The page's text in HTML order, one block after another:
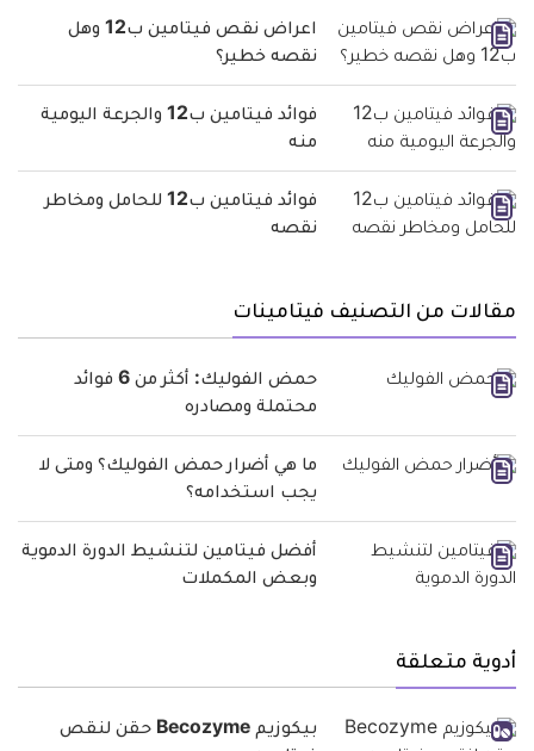
اعراض نقص فيتامين ب12 وهل
نقصه خطير؟
فوائد فيتامين ب12 والجرعة اليومية
منه
فوائد فيتامين ب12 للحامل ومخاطر
نقصه
مقالات من التصنيف فيتامينات
حمض الفوليك: أكثر من 6 فوائد
محتملة ومصادره
ما هي أضرار حمض الفوليك؟ ومتى لا
يجب استخدامه؟
أفضل فيتامين لتنشيط الدورة الدموية
وبعض المكملات
أدوية متعلقة
بيكوزيم Becozyme حقن لنقص